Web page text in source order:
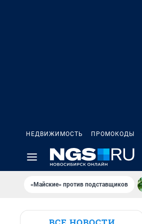
НЕДВИЖИМОСТЬ ПРОМОКОДЫ
«Майские» против подставщиков